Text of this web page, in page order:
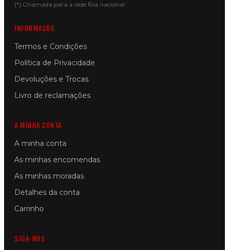
(*) Chamada para a rede fixa nacional
INFORMAÇÃO
Termos e Condições
Política de Privacidade
Devoluções e Trocas
Livro de reclamações
A MINHA CONTA
A minha conta
As minhas encomendas
As minhas moradas
Detalhes da conta
Carrinho
SIGA-NOS